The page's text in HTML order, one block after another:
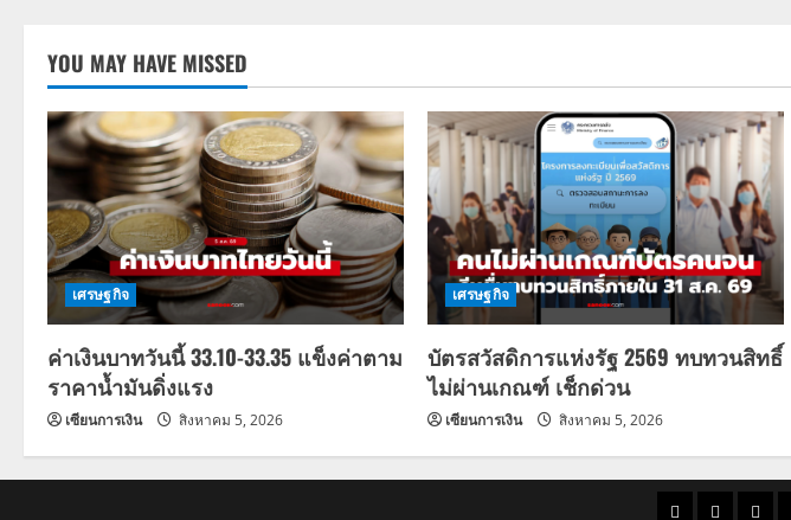
YOU MAY HAVE MISSED
เศรษฐกิจ
ค่าเงินบาทวันนี้ 33.10-33.35 แข็งค่าตาม
ราคาน้ำมันดิ่งแรง
เซียนการเงิน สิงหาคม 5, 2026
เศรษฐกิจ
บัตรสวัสดิการแห่งรัฐ 2569 ทบทวนสิทธิ์
ไม่ผ่านเกณฑ์ เช็กด่วน
เซียนการเงิน สิงหาคม 5, 2026
ราคาแนว ข่าว